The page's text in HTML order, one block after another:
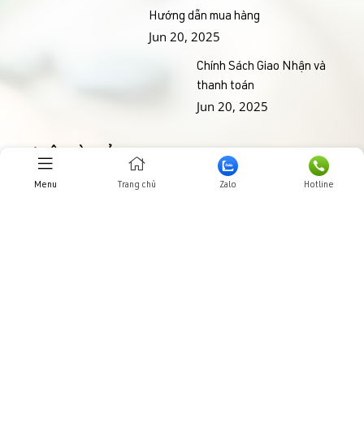
Hướng dẫn mua hàng
Jun 20, 2025
Chính Sách Giao Nhận và
thanh toán
Jun 20, 2025
THƯ VIỆN HÌNH ẢNHH
Menu Trang chủ Zalo Hotline